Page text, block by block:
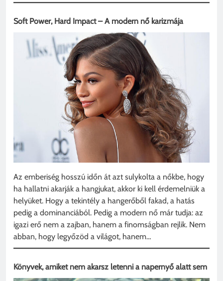
Soft Power, Hard Impact – A modern nő karizmája
Az emberiség hosszú időn át azt sulykolta a nőkbe, hogy
ha hallatni akarják a hangjukat, akkor ki kell érdemelniük a
helyüket. Hogy a tekintély a hangerőből fakad, a hatás
pedig a dominanciából. Pedig a modern nő már tudja: az
igazi erő nem a zajban, hanem a finomságban rejlik. Nem
abban, hogy legyőzöd a világot, hanem…
Könyvek, amiket nem akarsz letenni a napernyő alatt sem